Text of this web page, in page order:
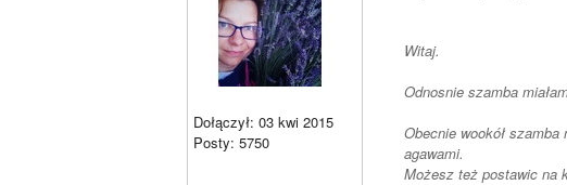
Dołączył: 03 kwi 2015
Posty: 5750
Witaj.
Odnosnie szamba
Obecnie wookół
agawami.
Możesz też postawic na